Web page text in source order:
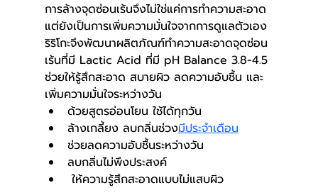
การล้างจุดซ่อนเร้นจึงไม่ใช่แค่การทำความสะอาด
แต่ยังเป็นการเพิ่มความมั่นใจจากการดูแลตัวเอง
ริริโกะจึงพัฒนาผลิตภัณฑ์ทำความสะอาดจุดซ่อน
เร้นที่มี Lactic Acid ที่มี pH Balance 3.8-4.5
ช่วยให้รู้สึกสะอาด สบายผิว ลดความอับชื้น และ
เพิ่มความมั่นใจระหว่างวัน
ด้วยสูตรอ่อนโยน ใช้ได้ทุกวัน
ล้างเกลี้ยง ลบกลิ่นช่วงมีประจำเดือน
ช่วยลดความอับชื้นระหว่างวัน
ลบกลิ่นไม่พึงประสงค์
ให้ความรู้สึกสะอาดแบบไม่แสบผิว